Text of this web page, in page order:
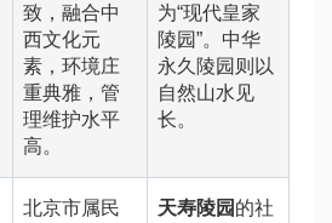
致，融合中
西文化元
素，环境庄
重典雅，管
理维护水平
高。
为“现代皇家
陵园”。中华
永久陵园则以
自然山水见
长。
北京市属民
天寿陵园 的社